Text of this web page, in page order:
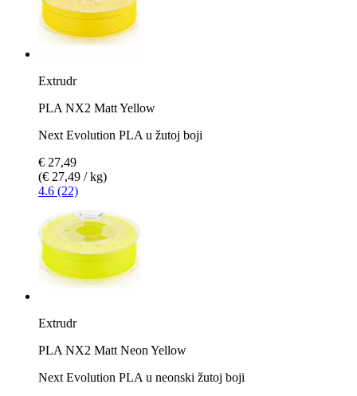
Extrudr
PLA NX2 Matt Yellow
Next Evolution PLA u žutoj boji
€ 27,49
(€ 27,49 / kg)
4.6 (22)
Extrudr
PLA NX2 Matt Neon Yellow
Next Evolution PLA u neonski žutoj boji